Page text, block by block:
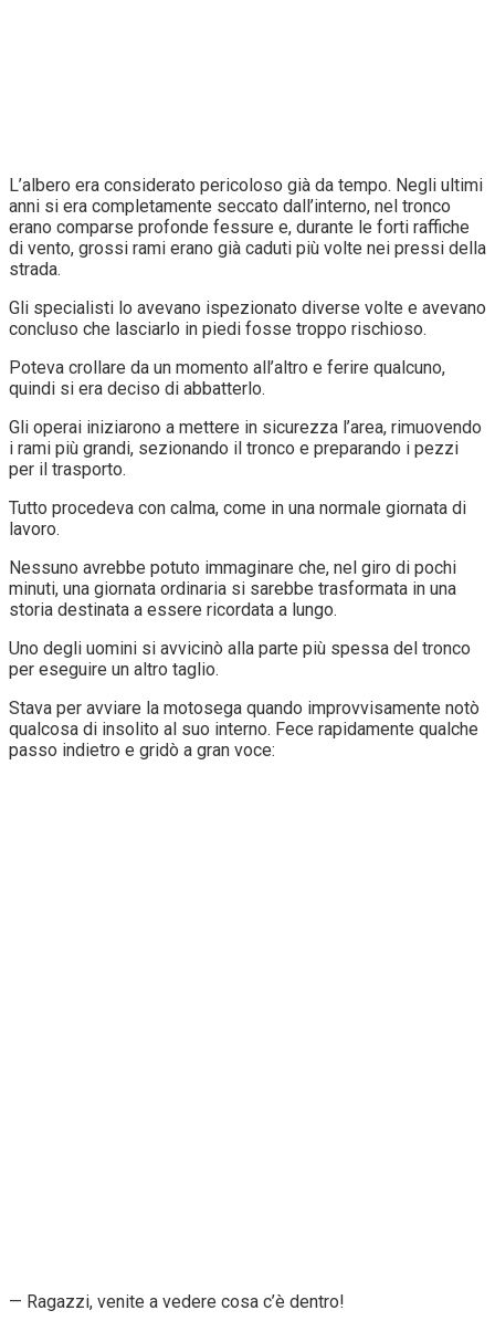
L’albero era considerato pericoloso già da tempo. Negli ultimi
anni si era completamente seccato dall’interno, nel tronco
erano comparse profonde fessure e, durante le forti raffiche
di vento, grossi rami erano già caduti più volte nei pressi della
strada.
Gli specialisti lo avevano ispezionato diverse volte e avevano
concluso che lasciarlo in piedi fosse troppo rischioso.
Poteva crollare da un momento all’altro e ferire qualcuno,
quindi si era deciso di abbatterlo.
Gli operai iniziarono a mettere in sicurezza l’area, rimuovendo
i rami più grandi, sezionando il tronco e preparando i pezzi
per il trasporto.
Tutto procedeva con calma, come in una normale giornata di
lavoro.
Nessuno avrebbe potuto immaginare che, nel giro di pochi
minuti, una giornata ordinaria si sarebbe trasformata in una
storia destinata a essere ricordata a lungo.
Uno degli uomini si avvicinò alla parte più spessa del tronco
per eseguire un altro taglio.
Stava per avviare la motosega quando improvvisamente notò
qualcosa di insolito al suo interno. Fece rapidamente qualche
passo indietro e gridò a gran voce:
— Ragazzi, venite a vedere cosa c’è dentro!